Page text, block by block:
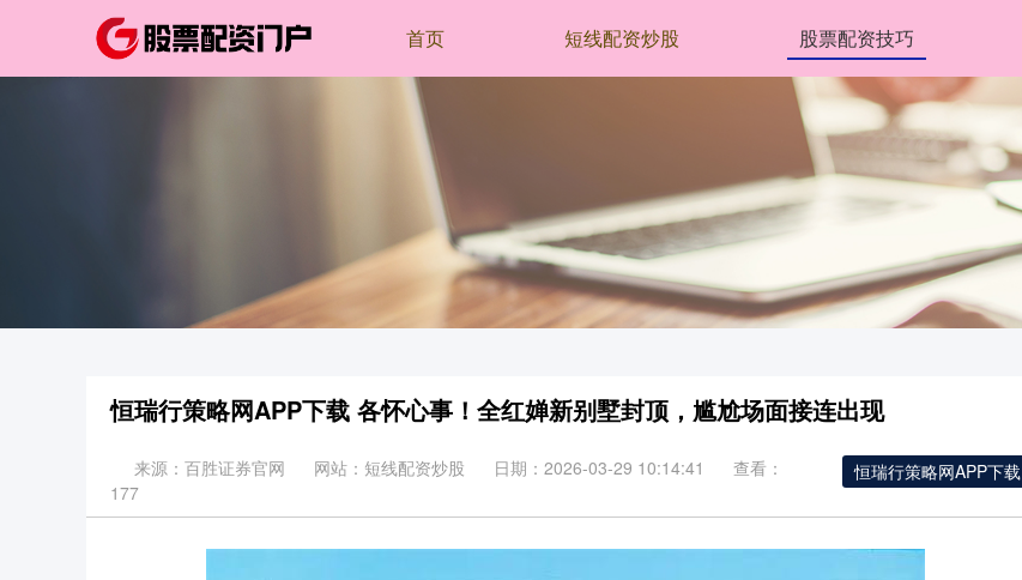
首页 短线配资炒股 股票配资技巧
恒瑞行策略网APP下载 各怀心事！全红婵新别墅封顶，尴尬场面接连出现
恒瑞行策略网APP下载
来源：百胜证券官网 网站：短线配资炒股 日期：2026-03-29 10:14:41
查看：
177